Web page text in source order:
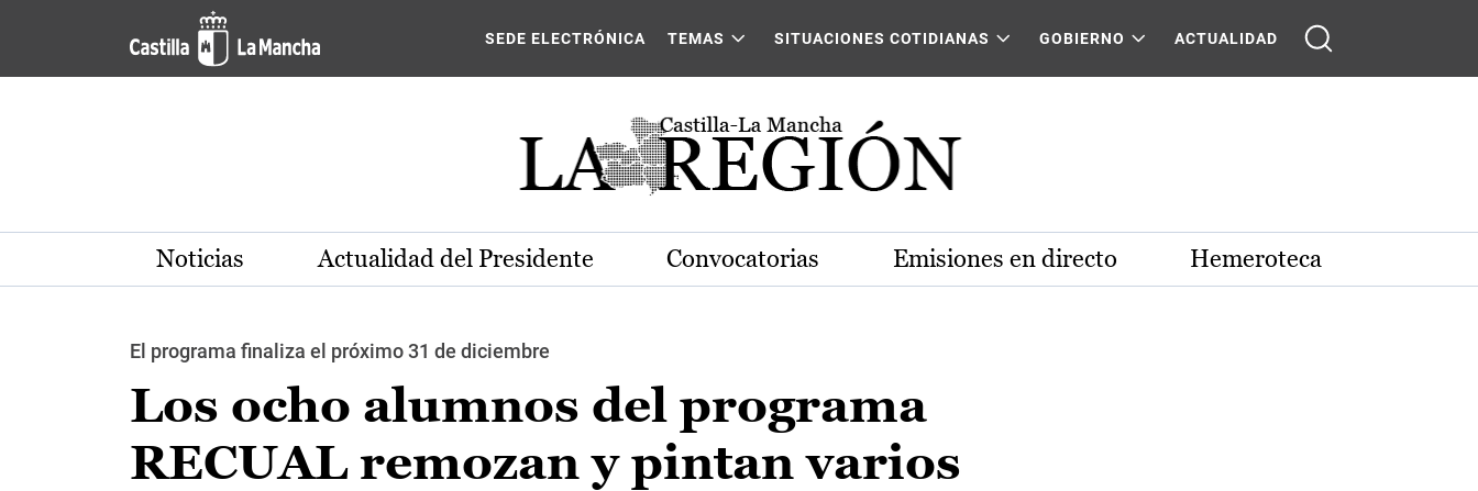
Pasar al contenido principal
SEDE ELECTRÓNICA TEMAS SITUACIONES COTIDIANAS GOBIERNO ACTUALIDAD
Noticias Actualidad del Presidente Convocatorias Emisiones en directo Hemeroteca
El programa finaliza el próximo 31 de diciembre
Los ocho alumnos del programa
RECUAL remozan y pintan varios